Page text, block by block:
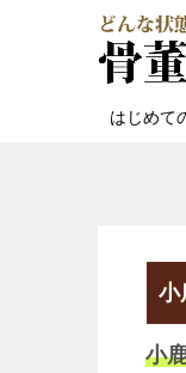
はじめて
小
小